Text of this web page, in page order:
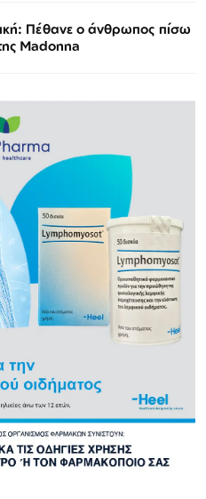
Πέθανε ο άνθρωπος πίσω
Madonna